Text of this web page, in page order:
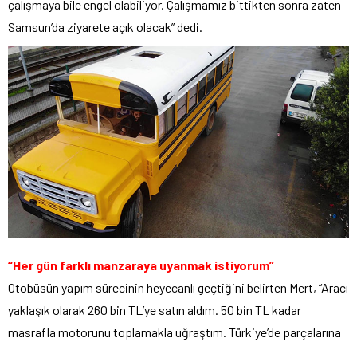
çalışmaya bile engel olabiliyor. Çalışmamız bittikten sonra zaten
Samsun’da ziyarete açık olacak” dedi.
“Her gün farklı manzaraya uyanmak istiyorum”
Otobüsün yapım sürecinin heyecanlı geçtiğini belirten Mert, “Aracı
yaklaşık olarak 260 bin TL’ye satın aldım. 50 bin TL kadar
masrafla motorunu toplamakla uğraştım. Türkiye’de parçalarına